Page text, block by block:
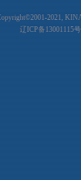
2021,
辽ICP备13001115